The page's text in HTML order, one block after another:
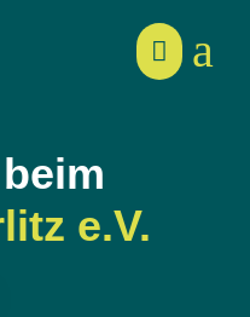
 a
e.V.